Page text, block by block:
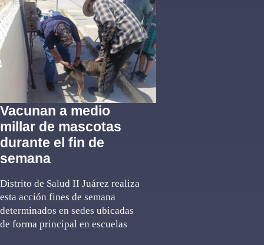
Vacunan a medio
millar de mascotas
durante el fin de
semana
Distrito de Salud II Juárez realiza
esta acción fines de semana
determinados en sedes ubicadas
de forma principal en escuelas